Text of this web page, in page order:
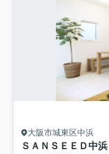
大阪市城東区中浜
ＳＡＮＳＥＥＤ中